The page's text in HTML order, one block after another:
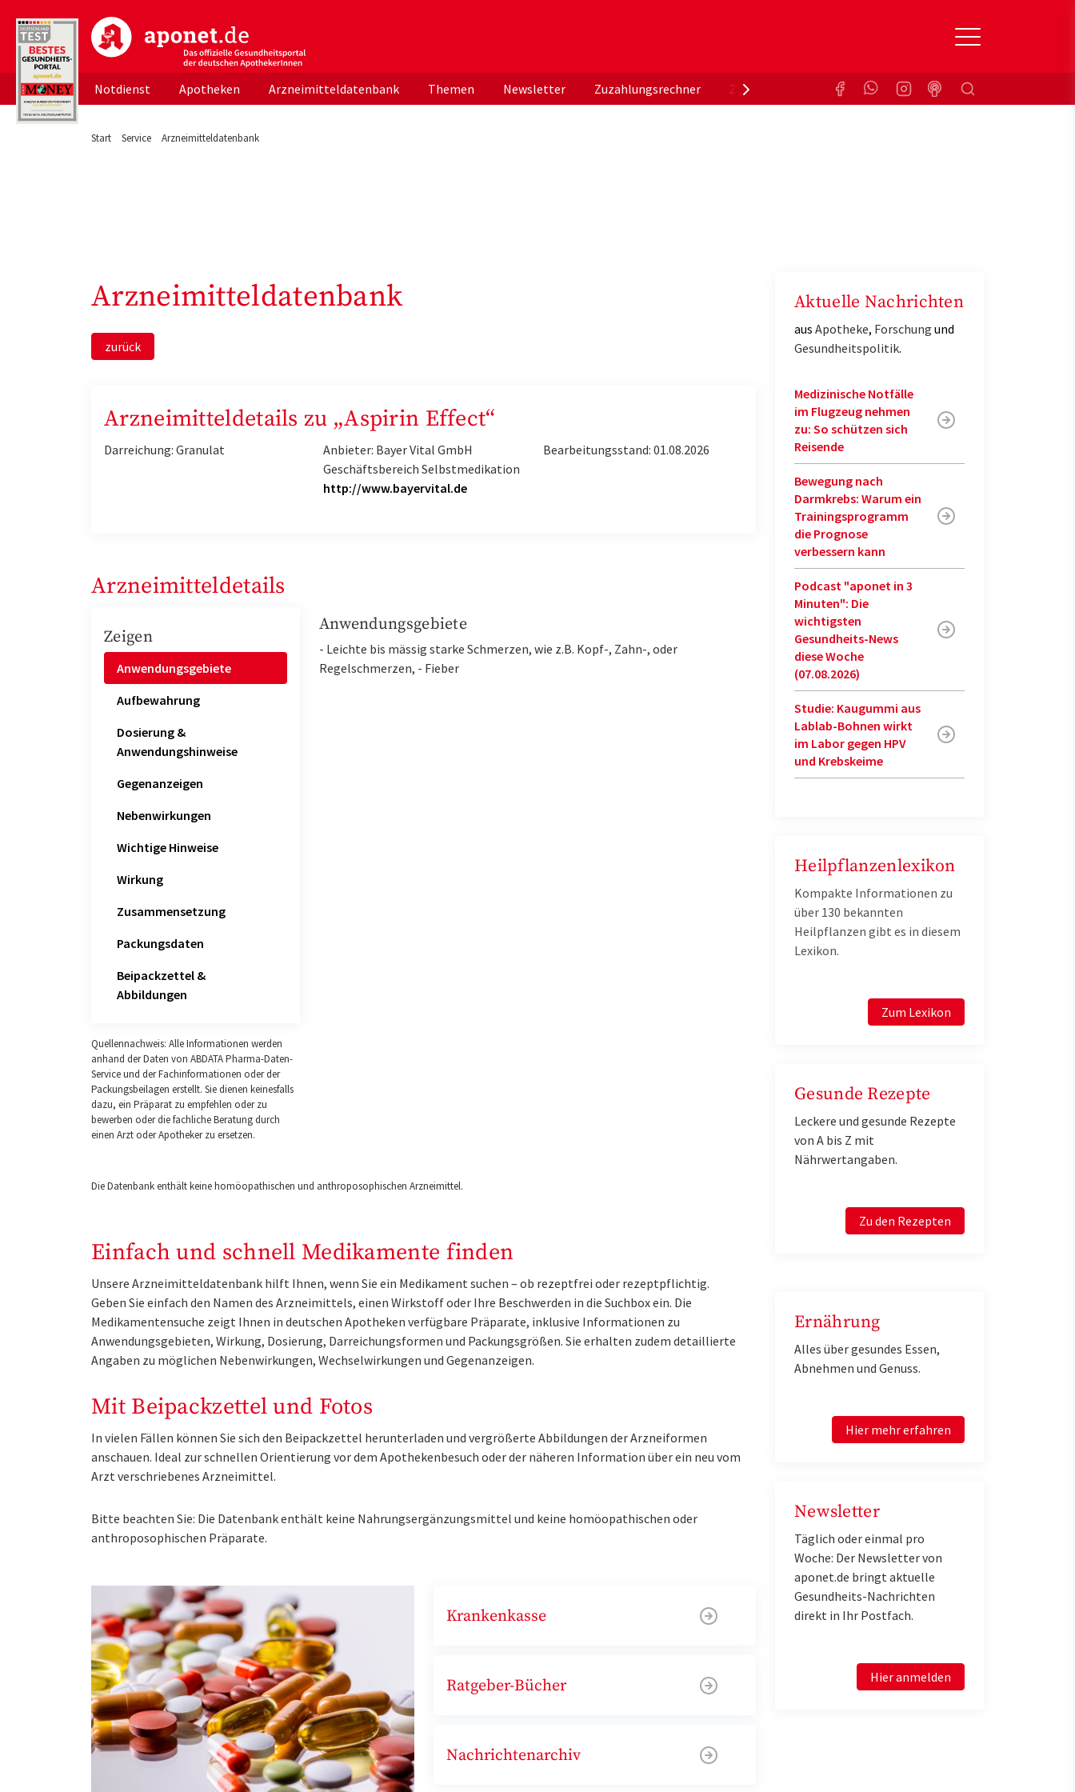
aponet.de - Das offizielle Gesundheitsportal der deutschen ApothekerInnen
Notdienst Apotheken Arzneimitteldatenbank Themen Newsletter Zuzahlungsrechner Zuzahlungsbefreiung KrankenkasseSuchen
Start Service Arzneimitteldatenbank
Arzneimitteldatenbank
zurück
Arzneimitteldetails zu „Aspirin Effect“
Darreichung: Granulat
Anbieter: Bayer Vital GmbH
Geschäftsbereich Selbstmedikation
http://www.bayervital.de
Bearbeitungsstand: 01.08.2026
Arzneimitteldetails
Zeigen
Anwendungsgebiete
Aufbewahrung
Dosierung &
Anwendungshinweise
Gegenanzeigen
Nebenwirkungen
Wichtige Hinweise
Wirkung
Zusammensetzung
Packungsdaten
Beipackzettel &
Abbildungen
Quellennachweis: Alle Informationen werden
anhand der Daten von ABDATA Pharma-Daten-
Service und der Fachinformationen oder der
Packungsbeilagen erstellt. Sie dienen keinesfalls
dazu, ein Präparat zu empfehlen oder zu
bewerben oder die fachliche Beratung durch
einen Arzt oder Apotheker zu ersetzen.
Anwendungsgebiete
- Leichte bis mässig starke Schmerzen, wie z.B. Kopf-, Zahn-, oder
Regelschmerzen, - Fieber
Die Datenbank enthält keine homöopathischen und anthroposophischen Arzneimittel.
Einfach und schnell Medikamente finden
Unsere Arzneimitteldatenbank hilft Ihnen, wenn Sie ein Medikament suchen – ob rezeptfrei oder rezeptpflichtig.
Geben Sie einfach den Namen des Arzneimittels, einen Wirkstoff oder Ihre Beschwerden in die Suchbox ein. Die
Medikamentensuche zeigt Ihnen in deutschen Apotheken verfügbare Präparate, inklusive Informationen zu
Anwendungsgebieten, Wirkung, Dosierung, Darreichungsformen und Packungsgrößen. Sie erhalten zudem detaillierte
Angaben zu möglichen Nebenwirkungen, Wechselwirkungen und Gegenanzeigen.
Mit Beipackzettel und Fotos
In vielen Fällen können Sie sich den Beipackzettel herunterladen und vergrößerte Abbildungen der Arzneiformen
anschauen. Ideal zur schnellen Orientierung vor dem Apothekenbesuch oder der näheren Information über ein neu vom
Arzt verschriebenes Arzneimittel.
Bitte beachten Sie: Die Datenbank enthält keine Nahrungsergänzungsmittel und keine homöopathischen oder
anthroposophischen Präparate.
Krankenkasse
Ratgeber-Bücher
Nachrichtenarchiv
Aktuelle Nachrichten
aus Apotheke, Forschung und
Gesundheitspolitik.
Medizinische Notfälle
im Flugzeug nehmen
zu: So schützen sich
Reisende
Bewegung nach
Darmkrebs: Warum ein
Trainingsprogramm
die Prognose
verbessern kann
Podcast "aponet in 3
Minuten": Die
wichtigsten
Gesundheits-News
diese Woche
(07.08.2026)
Studie: Kaugummi aus
Lablab-Bohnen wirkt
im Labor gegen HPV
und Krebskeime
Heilpflanzenlexikon
Kompakte Informationen zu
über 130 bekannten
Heilpflanzen gibt es in diesem
Lexikon.
Zum Lexikon
Gesunde Rezepte
Leckere und gesunde Rezepte
von A bis Z mit
Nährwertangaben.
Zu den Rezepten
Ernährung
Alles über gesundes Essen,
Abnehmen und Genuss.
Hier mehr erfahren
Newsletter
Täglich oder einmal pro
Woche: Der Newsletter von
aponet.de bringt aktuelle
Gesundheits-Nachrichten
direkt in Ihr Postfach.
Hier anmelden